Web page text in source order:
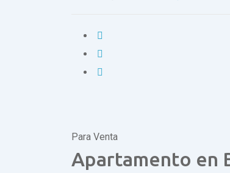
Para Venta
Apartamento en